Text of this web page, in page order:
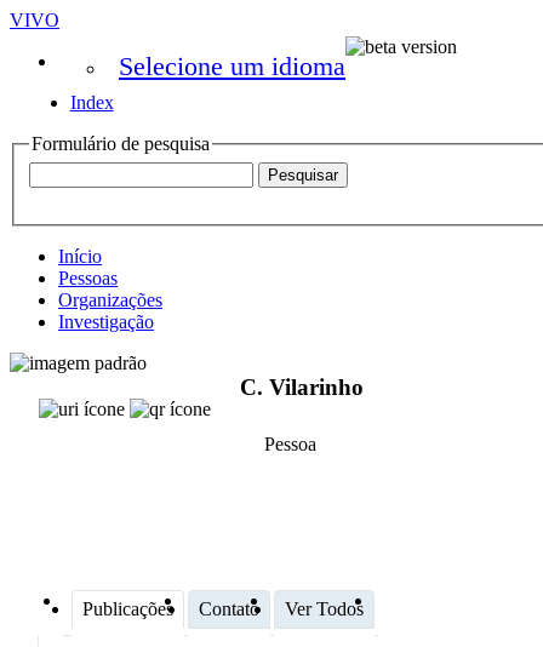
VIVO
Selecione um idioma
Index
Formulário de pesquisa
Início
Pessoas
Organizações
Investigação
C. Vilarinho
Pessoa
Publicações Contato Ver Todos